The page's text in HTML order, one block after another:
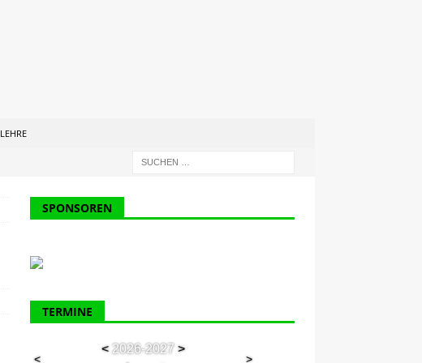
LEHRE
SPONSOREN
TERMINE
<
< 2026-2027>
>